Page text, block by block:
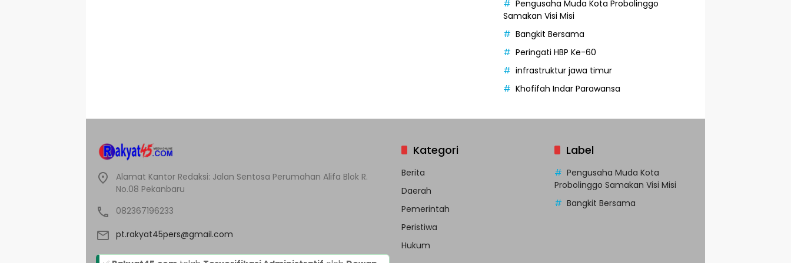
Pengusaha Muda Kota Probolinggo
Samakan Visi Misi
Bangkit Bersama
Peringati HBP Ke-60
infrastruktur jawa timur
Khofifah Indar Parawansa
Alamat Kantor Redaksi: Jalan Sentosa Perumahan Alifa Blok R.
No.08 Pekanbaru
082367196233
pt.rakyat45pers@gmail.com
Kategori
Berita
Daerah
Pemerintah
Peristiwa
Hukum
Label
Pengusaha Muda Kota
Probolinggo Samakan Visi Misi
Bangkit Bersama